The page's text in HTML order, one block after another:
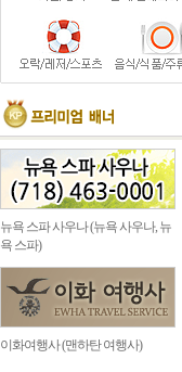
뉴욕 스파 사우나 (뉴욕 사우나, 뉴
욕 스파)
이화여행사 (맨하탄 여행사)